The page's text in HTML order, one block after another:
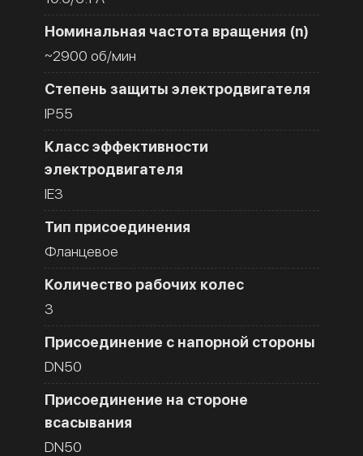
Номинальная частота вращения (n)
~2900 об/мин
Степень защиты электродвигателя
IP55
Класс эффективности
электродвигателя
IE3
Тип присоединения
Фланцевое
Количество рабочих колес
3
Присоединение с напорной стороны
DN50
Присоединение на стороне
всасывания
DN50